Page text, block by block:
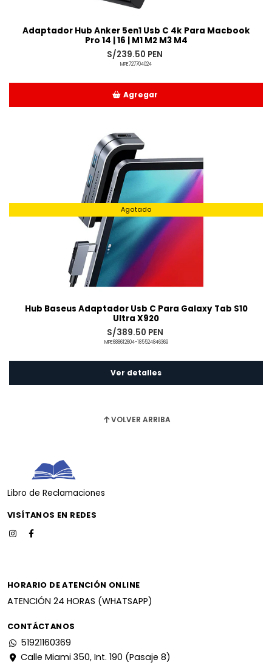
Adaptador Hub Anker 5en1 Usb C 4k Para Macbook
Pro 14 | 16 | M1 M2 M3 M4
S/239.50 PEN
MPE727704024
Agregar
Agotado
Hub Baseus Adaptador Usb C Para Galaxy Tab S10
Ultra X920
S/389.50 PEN
MPE688612604-185524846369
Ver detalles
VOLVER ARRIBA
Libro de Reclamaciones
VISÍTANOS EN REDES
HORARIO DE ATENCIÓN ONLINE
ATENCIÓN 24 HORAS (WHATSAPP)
CONTÁCTANOS
51921160369
Calle Miami 350, Int. 190 (Pasaje 8)